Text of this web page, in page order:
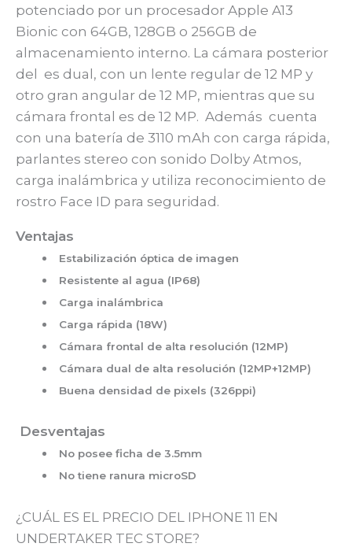
potenciado por un procesador Apple A13
Bionic con 64GB, 128GB o 256GB de
almacenamiento interno. La cámara posterior
del es dual, con un lente regular de 12 MP y
otro gran angular de 12 MP, mientras que su
cámara frontal es de 12 MP. Además cuenta
con una batería de 3110 mAh con carga rápida,
parlantes stereo con sonido Dolby Atmos,
carga inalámbrica y utiliza reconocimiento de
rostro Face ID para seguridad.
Ventajas
Estabilización óptica de imagen
Resistente al agua (IP68)
Carga inalámbrica
Carga rápida (18W)
Cámara frontal de alta resolución (12MP)
Cámara dual de alta resolución (12MP+12MP)
Buena densidad de pixels (326ppi)
Desventajas
No posee ficha de 3.5mm
No tiene ranura microSD
¿CUÁL ES EL PRECIO DEL IPHONE 11 EN
UNDERTAKER TEC STORE?